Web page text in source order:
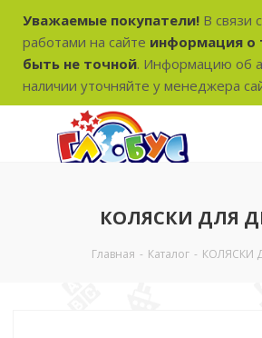
Уважаемые покупатели! В связи
работами на сайте информация о
быть не точной. Информацию об
наличии уточняйте у менеджера
КОЛЯСКИ ДЛЯ
Главная - Каталог - КОЛЯСКИ